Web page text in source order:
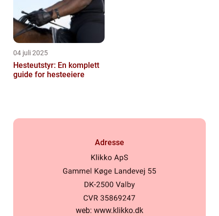
04 juli 2025
Hesteutstyr: En komplett
guide for hesteeiere
Adresse
web: www.klikko.dk